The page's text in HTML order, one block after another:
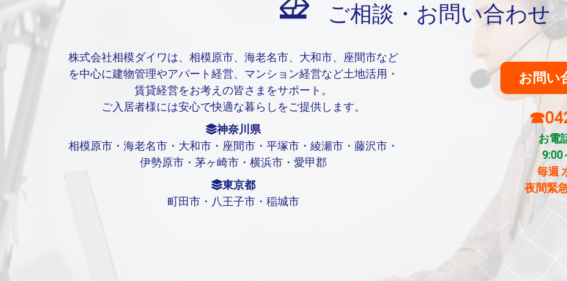
ご相談・お問い合わせ
株式会社相模ダイワは、相模原市、海老名市、大和市、座間市など
を中心に建物管理やアパート経営、マンション経営など土地活用・
賃貸経営をお考えの皆さまをサポート。
ご入居者様には安心で快適な暮らしをご提供します。
神奈川県
相模原市・海老名市・大和市・座間市・平塚市・綾瀬市・藤沢市・
伊勢原市・茅ヶ崎市・横浜市・愛甲郡
東京都
町田市・八王子市・稲城市
お問い
お電
9:00
毎週
夜間緊